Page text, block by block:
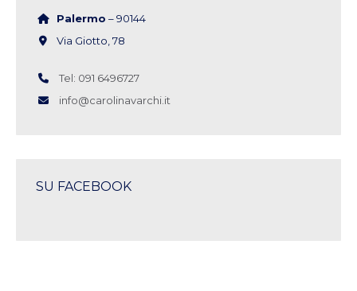
Palermo – 90144
Via Giotto, 78
Tel: 091 6496727
info@carolinavarchi.it
SU FACEBOOK